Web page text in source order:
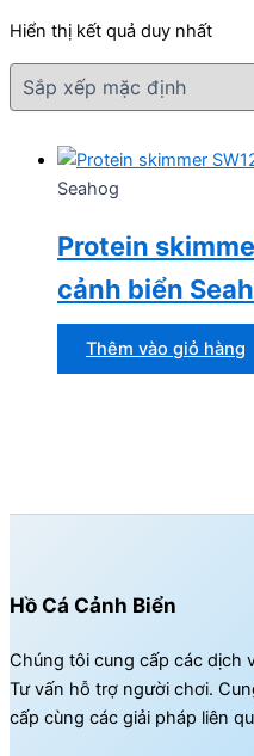
Hiển thị kết quả duy nhất
Seahog
Protein
cảnh biển
Thêm vào giỏ hàng
Hồ Cá Cảnh Biển
Chúng tôi cung cấp các dịch
Tư vấn hỗ trợ người chơi.
cấp cùng các giải pháp liên